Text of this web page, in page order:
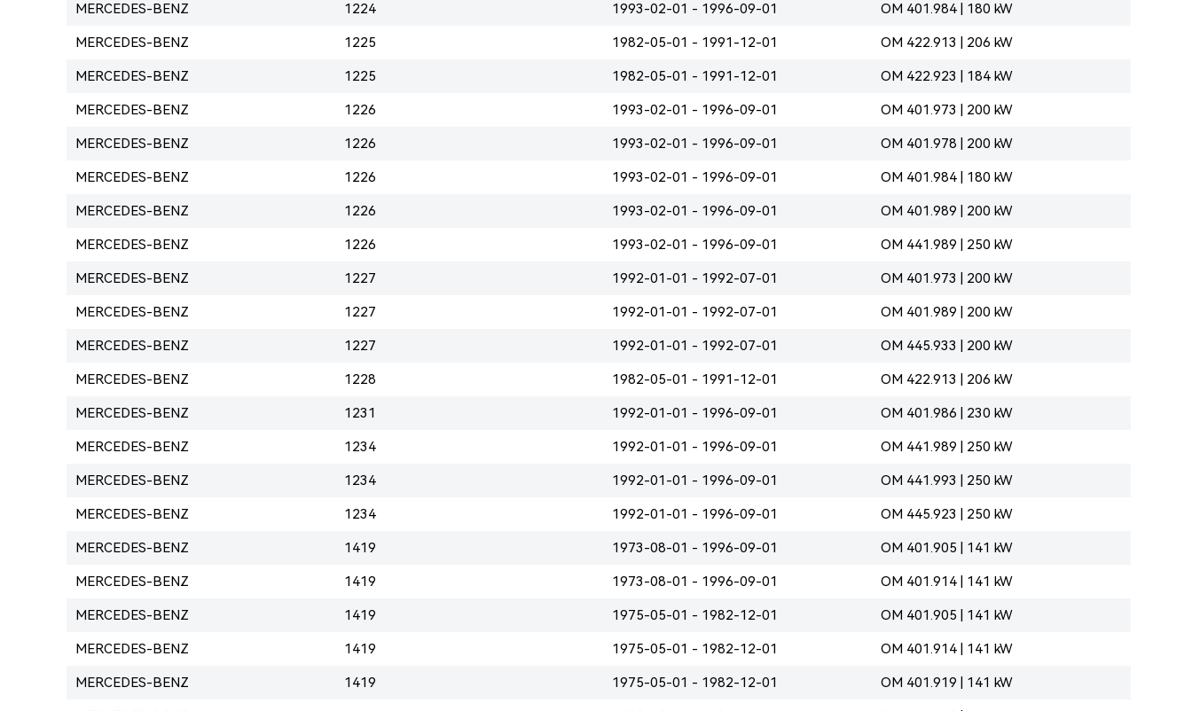
MERCEDES-BENZ 1224 1993-02-01 - 1996-09-01 OM 401.984 | 180 kW
MERCEDES-BENZ 1225 1982-05-01 - 1991-12-01 OM 422.913 | 206 kW
MERCEDES-BENZ 1225 1982-05-01 - 1991-12-01 OM 422.923 | 184 kW
MERCEDES-BENZ 1226 1993-02-01 - 1996-09-01 OM 401.973 | 200 kW
MERCEDES-BENZ 1226 1993-02-01 - 1996-09-01 OM 401.978 | 200 kW
MERCEDES-BENZ 1226 1993-02-01 - 1996-09-01 OM 401.984 | 180 kW
MERCEDES-BENZ 1226 1993-02-01 - 1996-09-01 OM 401.989 | 200 kW
MERCEDES-BENZ 1226 1993-02-01 - 1996-09-01 OM 441.989 | 250 kW
MERCEDES-BENZ 1227 1992-01-01 - 1992-07-01 OM 401.973 | 200 kW
MERCEDES-BENZ 1227 1992-01-01 - 1992-07-01 OM 401.989 | 200 kW
MERCEDES-BENZ 1227 1992-01-01 - 1992-07-01 OM 445.933 | 200 kW
MERCEDES-BENZ 1228 1982-05-01 - 1991-12-01 OM 422.913 | 206 kW
MERCEDES-BENZ 1231 1992-01-01 - 1996-09-01 OM 401.986 | 230 kW
MERCEDES-BENZ 1234 1992-01-01 - 1996-09-01 OM 441.989 | 250 kW
MERCEDES-BENZ 1234 1992-01-01 - 1996-09-01 OM 441.993 | 250 kW
MERCEDES-BENZ 1234 1992-01-01 - 1996-09-01 OM 445.923 | 250 kW
MERCEDES-BENZ 1419 1973-08-01 - 1996-09-01 OM 401.905 | 141 kW
MERCEDES-BENZ 1419 1973-08-01 - 1996-09-01 OM 401.914 | 141 kW
MERCEDES-BENZ 1419 1975-05-01 - 1982-12-01 OM 401.905 | 141 kW
MERCEDES-BENZ 1419 1975-05-01 - 1982-12-01 OM 401.914 | 141 kW
MERCEDES-BENZ 1419 1975-05-01 - 1982-12-01 OM 401.919 | 141 kW